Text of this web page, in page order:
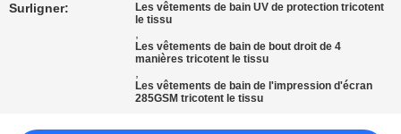
CONTACTEZ-
NOUVELLES
Surligner:
Les vêtements de bain UV de protection tricotent
le tissu
,
Les vêtements de bain de bout droit de 4
manières tricotent le tissu
,
Les vêtements de bain de l'impression d'écran
285GSM tricotent le tissu